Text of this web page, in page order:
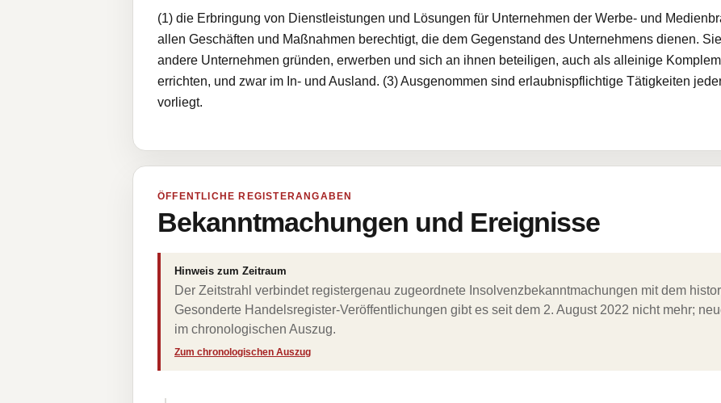
(1) die Erbringung von Dienstleistungen und Lösungen für Unternehmen der Werbe- und
allen Geschäften und Maßnahmen berechtigt, die dem Gegenstand des Unternehmens dienen.
andere Unternehmen gründen, erwerben und sich an ihnen beteiligen, auch als alleinige
errichten, und zwar im In- und Ausland. (3) Ausgenommen sind erlaubnispflichtige Tätigkeiten
vorliegt.
ÖFFENTLICHE REGISTERANGABEN
Bekanntmachungen und Ereignisse
Hinweis zum Zeitraum
Der Zeitstrahl verbindet registergenau zugeordnete Insolvenzbekanntmachungen mit dem
Gesonderte Handelsregister-Veröffentlichungen gibt es seit dem 2. August 2022 nicht mehr;
im chronologischen Auszug.
Zum chronologischen Auszug